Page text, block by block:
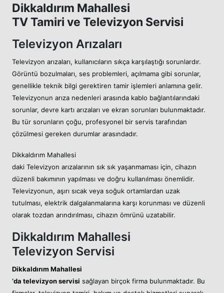
Dikkaldırım Mahallesi
TV Tamiri ve Televizyon Servisi
Televizyon Arızaları
Televizyon arızaları, kullanıcıların sıkça karşılaştığı sorunlardır.
Görüntü bozulmaları, ses problemleri, açılmama gibi sorunlar,
genellikle teknik bilgi gerektiren tamir işlemleri anlamına gelir.
Televizyonun arıza nedenleri arasında kablo bağlantılarındaki
sorunlar, devre kartı arızaları ve ekran sorunları bulunmaktadır.
Bu tür sorunların çoğu, profesyonel bir servis tarafından
çözülmesi gereken durumlar arasındadır.
Dikkaldırım Mahallesi
daki Televizyon arızalarının sık sık yaşanmaması için, cihazın
düzenli bakımının yapılması ve doğru kullanılması önemlidir.
Televizyonun, aşırı sıcak veya soğuk ortamlardan uzak
tutulması, elektrik dalgalanmalarına karşı korunması ve düzenli
olarak tozdan arındırılması, cihazın ömrünü uzatabilir.
Dikkaldırım Mahallesi
Televizyon Servisi
Dikkaldırım Mahallesi
‘da televizyon servisi sağlayan birçok firma bulunmaktadır. Bu